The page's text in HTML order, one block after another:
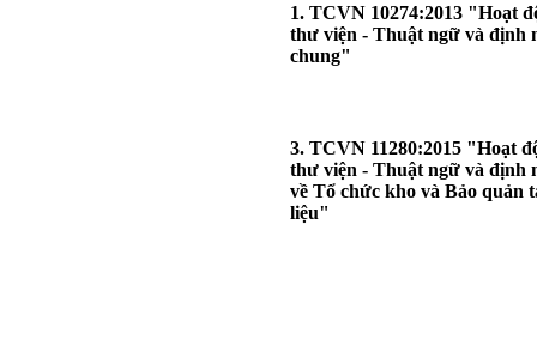
1. TCVN 10274:2013 "Hoạt
thư viện - Thuật ngữ và định
chung"
3. TCVN 11280:2015 "Hoạt
thư viện - Thuật ngữ và định
về Tổ chức kho và Bảo quản
liệu"